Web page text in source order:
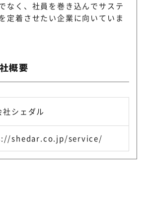
なく、社員を巻き込んでサステ
定着させたい企業に向いていま
概要
社シェダル
shedar.co.jp/service/